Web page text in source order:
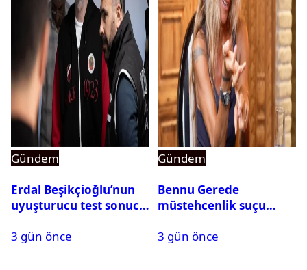
Gündem
Erdal Beşikçioğlu’nun
uyuşturucu test sonucu
3 gün önce
Gündem
Bennu Gerede
müstehcenlik suçu
alındı
3 gün önce